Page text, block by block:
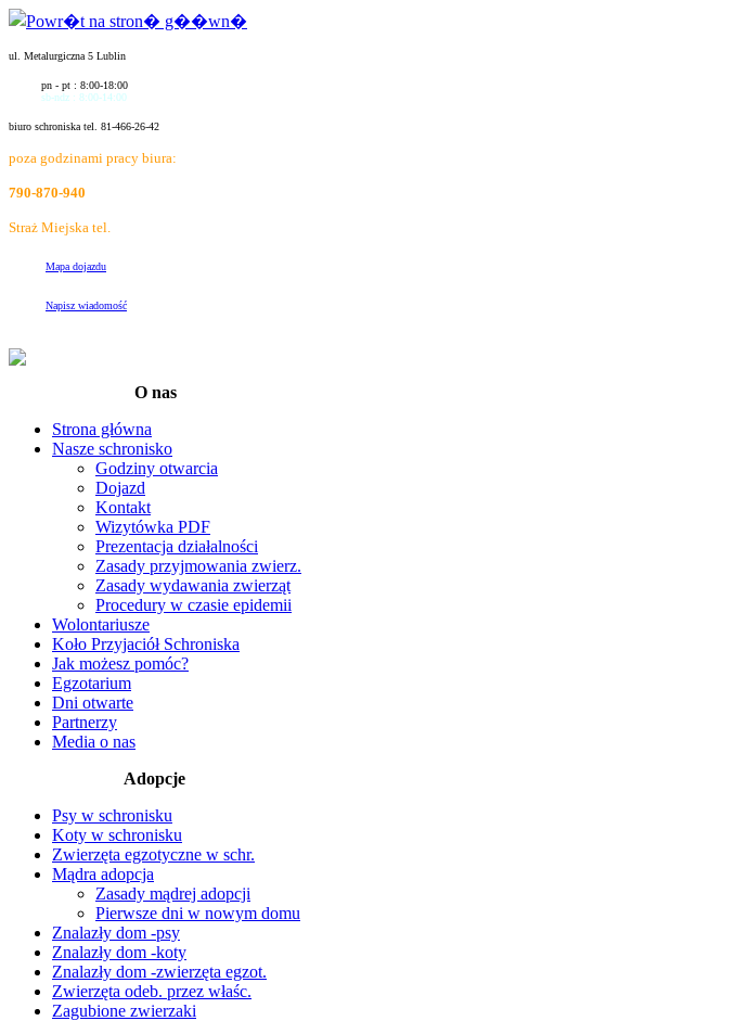
ul. Metalurgiczna 5 Lublin
pn - pt : 8:00-18:00
sb-ndz : 8:00-14:00
biuro schroniska tel. 81-466-26-42
poza godzinami pracy biura:
790-870-940
Straż Miejska tel.
Mapa dojazdu
Napisz wiadomość
O nas
Strona główna
Nasze schronisko
Godziny otwarcia
Dojazd
Kontakt
Wizytówka PDF
Prezentacja działalności
Zasady przyjmowania zwierz.
Zasady wydawania zwierząt
Procedury w czasie epidemii
Wolontariusze
Koło Przyjaciół Schroniska
Jak możesz pomóc?
Egzotarium
Dni otwarte
Partnerzy
Media o nas
Adopcje
Psy w schronisku
Koty w schronisku
Zwierzęta egzotyczne w schr.
Mądra adopcja
Zasady mądrej adopcji
Pierwsze dni w nowym domu
Znalazły dom -psy
Znalazły dom -koty
Znalazły dom -zwierzęta egzot.
Zwierzęta odeb. przez właśc.
Zagubione zwierzaki